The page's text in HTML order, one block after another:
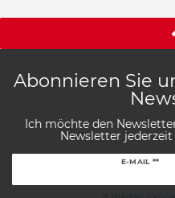
Abonnieren Sie
Ich möchte den
Newsletter
E-MAIL **